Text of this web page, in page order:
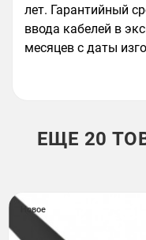
лет. Гарантийный
ввода кабелей в
месяцев с даты
ЕЩЕ 20
Новое